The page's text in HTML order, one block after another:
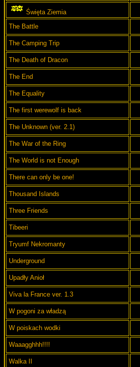
Święta Ziemia
The Battle
The Camping Trip
The Death of Dracon
The End
The Equality
The first werewolf is back
The Unknown (ver. 2.1)
The War of the Ring
The World is not Enough
There can only be one!
Thousand Islands
Three Friends
Tibeeri
Tryumf Nekromanty
Underground
Upadły Anioł
Viva la France ver. 1.3
W pogoni za władzą
W poiskach wodki
Waaagghhh!!!!
Walka II